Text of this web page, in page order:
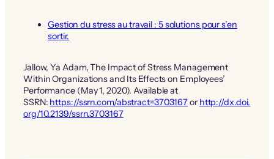
Gestion du stress au travail : 5 solutions pour s’en
sortir.
Jallow, Ya Adam, The Impact of Stress Management
Within Organizations and Its Effects on Employees’
Performance (May 1, 2020). Available at
SSRN: https://ssrn.com/abstract=3703167or http://dx.doi.
org/10.2139/ssrn.3703167